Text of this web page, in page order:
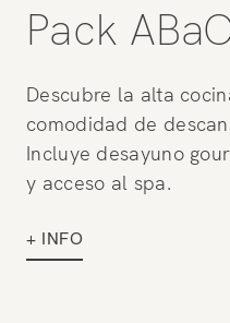
Pack ABaC
Descubre la alta
comodidad de
Incluye desayuno
y acceso al spa.
+ INFO